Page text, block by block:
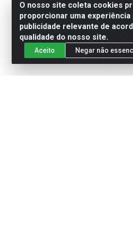
O nosso site coleta cookies
proporcionar uma
publicidade relevante de
qualidade do nosso site.
Aceito Negar não